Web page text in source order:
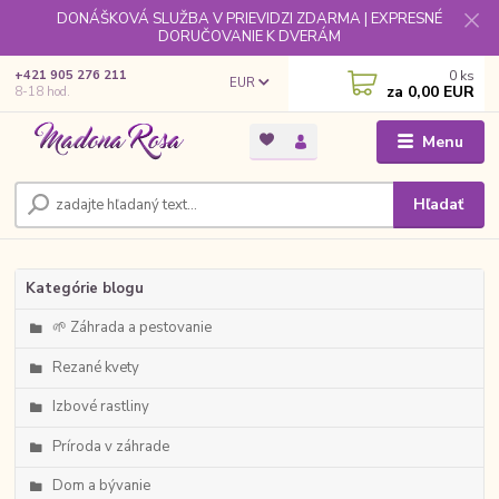
DONÁŠKOVÁ SLUŽBA V PRIEVIDZI ZDARMA | EXPRESNÉ
DORUČOVANIE K DVERÁM
Menu
EUR
Hľadať
+421 905 276 211
8-18 hod.
0 ks
za 0,00 EUR
Kategórie blogu
🌱 Záhrada a pestovanie
Rezané kvety
Izbové rastliny
Príroda v záhrade
Dom a bývanie